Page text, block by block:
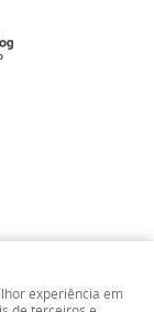
experiência em